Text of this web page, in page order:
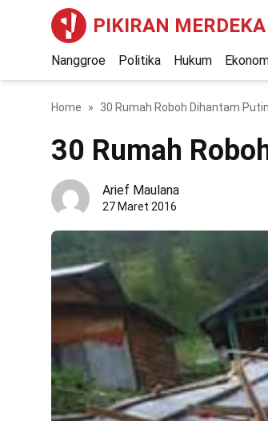
PIKIRAN MERDEKA
Nanggroe Politika Hukum
Home 30 Rumah Roboh Dihantam
30 Rumah
Arief Maulana
27 Maret 2016